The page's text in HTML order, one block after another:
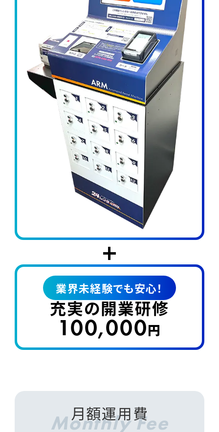
+
業界未経験でも安心！
充実の開業研修
100,000円
月額運用費
Monthly Fee